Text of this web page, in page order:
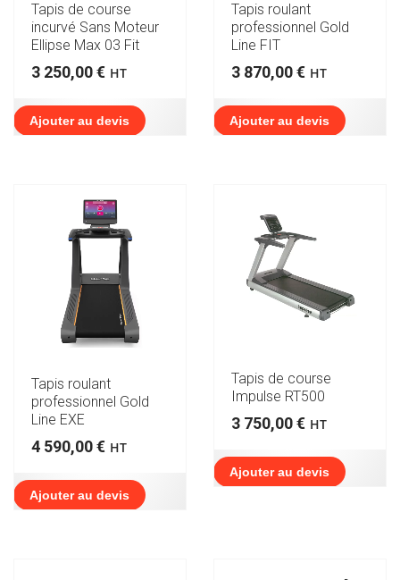
Tapis de course
incurvé Sans Moteur
Ellipse Max 03 Fit
3 250,00€ HT
Ajouter au devis
Tapis roulant
professionnel Gold
Line FIT
3 870,00€ HT
Ajouter au devis
Tapis roulant
professionnel Gold
Line EXE
4 590,00€ HT
Ajouter au devis
Tapis de course
Impulse RT500
3 750,00€ HT
Ajouter au devis